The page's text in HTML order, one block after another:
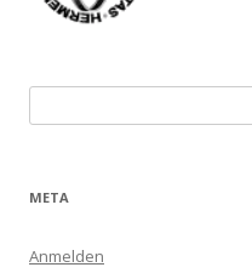
nach:
META
Anmelden